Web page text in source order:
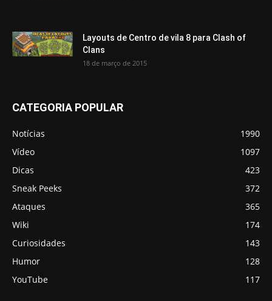
Layouts de Centro de vila 8 para Clash of
Clans
18 de março de 2015
CATEGORIA POPULAR
Notícias
1990
Vídeo
1097
Dicas
423
Sneak Peeks
372
Ataques
365
Wiki
174
Curiosidades
143
Humor
128
YouTube
117